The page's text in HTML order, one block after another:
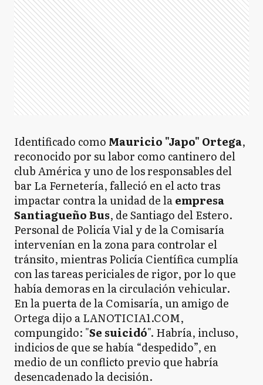
Identificado como Mauricio "Japo" Ortega,
reconocido por su labor como cantinero del
club América y uno de los responsables del
bar La Fernetería, falleció en el acto tras
impactar contra la unidad de laempresa
Santiagueño Bus, de Santiago del Estero.
Personal de Policía Vial y de la Comisaría
intervenían en la zona para controlar el
tránsito, mientras Policía Científica cumplía
con las tareas periciales de rigor, por lo que
había demoras en la circulación vehicular.
En la puerta de la Comisaría, un amigo de
Ortega dijo a LANOTICIA1.COM,
compungido: "Se suicidó". Habría, incluso,
indicios de que se había “despedido”, en
medio de un conflicto previo que habría
desencadenado la decisión.